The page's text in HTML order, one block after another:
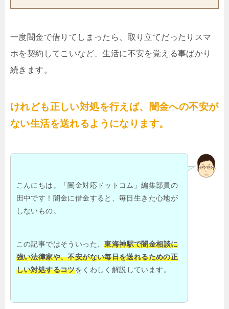
一度闇金で借りてしまったら、取り立てだったりスマ
ホを契約してこいなど、生活に不安を覚える事ばかり
続きます。
けれども正しい対処を行えば、闇金への不安が
ない生活を送れるようになります。
こんにちは。「闇金対応ドットコム」編集部員の
田中です！闇金に借金すると、毎日生きた心地が
しないもの。
この記事ではそういった、東海神駅で闇金相談に
強い法律家や、不安がない毎日を送れるための正
しい対処するコツをくわしく解説しています。